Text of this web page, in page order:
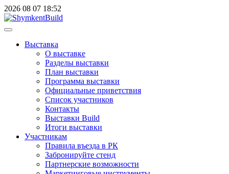
2026 08 07 18:52
Выставка
О выставке
Разделы выставки
План выставки
Программа выставки
Официальные приветствия
Cписок участников
Контакты
Выставки Build
Итоги выставки
Участникам
Правила въезда в РК
Забронируйте стенд
Партнерские возможности